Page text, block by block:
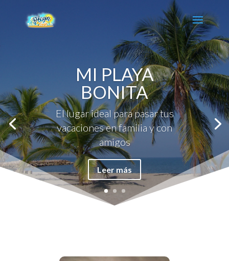
MI PLAYA
BONITA
El lugar ideal para pasar tus
vacaciones en familia y con
amigos
Leer más